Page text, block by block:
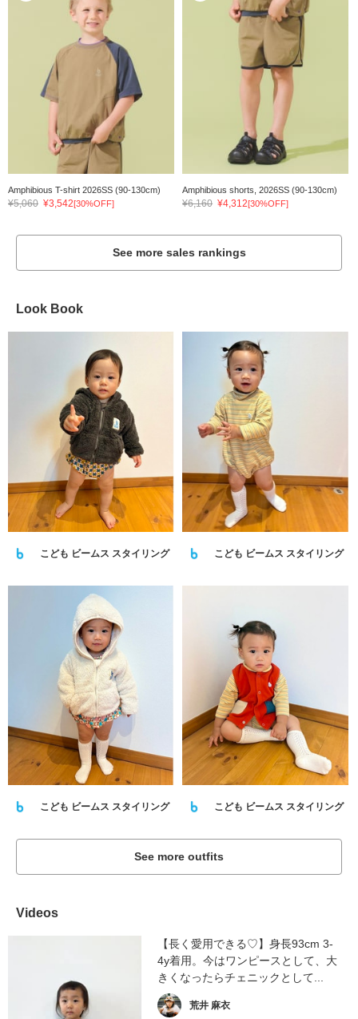
Amphibious T-shirt 2026SS (90-130cm)
¥5,060 ¥3,542[30%OFF]
Amphibious shorts, 2026SS (90-130cm)
¥6,160 ¥4,312[30%OFF]
See more sales rankings
Look Book
こども ビームス スタイリング こども ビームス スタイリング
こども ビームス スタイリング こども ビームス スタイリング
See more outfits
Videos
【長く愛用できる♡】身長93cm 3-
4y着用。今はワンピースとして、大
きくなったらチェニックとして...
荒井 麻衣